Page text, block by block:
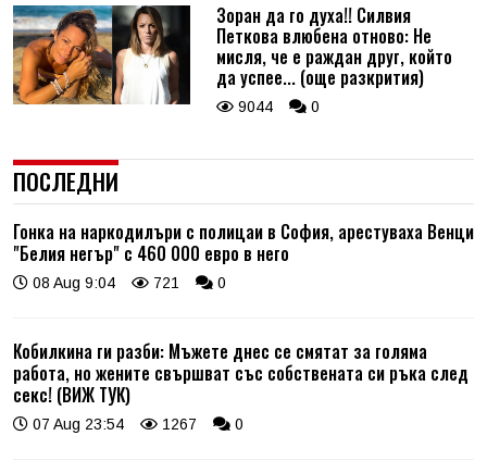
Зоран да го духа!! Силвия
Петкова влюбена отново: Не
мисля, че е раждан друг, който
да успее... (още разкрития)
9044 0
ПОСЛЕДНИ
Гонка на наркодилъри с полицаи в София, арестуваха Венци
"Белия негър" с 460 000 евро в него
08 Aug 9:04 721 0
Кобилкина ги разби: Мъжете днес се смятат за голяма
работа, но жените свършват със собствената си ръка след
секс! (ВИЖ ТУК)
07 Aug 23:54 1267 0